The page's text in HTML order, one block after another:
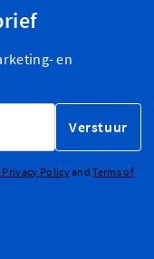
en
Verstuur
Privacy PolicyandTerms of